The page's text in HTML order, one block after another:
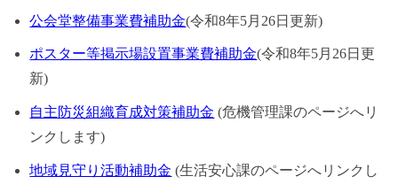
公会堂整備事業費補助金(令和8年5月26日更新)
ポスター等掲示場設置事業費補助金(令和8年5月26日更
新)
自主防災組織育成対策補助金 (危機管理課のページへリ
ンクします)
地域見守り活動補助金 (生活安心課のページへリンクし